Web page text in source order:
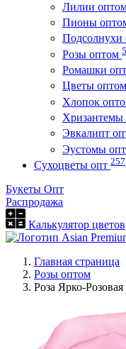
Лилии
Пионы
Подсолнухи
Розы оптом
Ромашки
Цветы оптом
Хлопок
Хризантемы
Эвкалипт
Эустомы
Сухоцветы опт 257
Букеты Опт
Распродажа
Калькулятор цветов
Главная страница
Розы оптом
Роза Ярко-